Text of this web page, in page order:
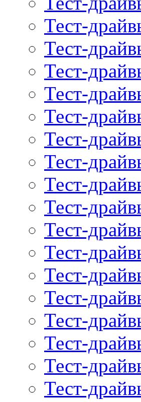
Тест-
Тест-
Тест-
Тест-
Тест-
Тест-
Тест-
Тест-
Тест-
Тест-
Тест-
Тест-
Тест-
Тест-
Тест-
Тест-
Тест-